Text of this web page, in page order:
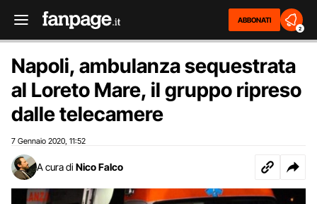
ABBONATI
2
Napoli, ambulanza sequestrata
al Loreto Mare, il gruppo ripreso
dalle telecamere
7 Gennaio 2020 11:52
A cura di Nico Falco